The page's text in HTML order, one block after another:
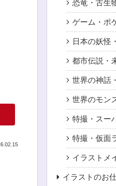
恐竜・古生
ゲーム・ポ
日本の妖怪
都市伝説・
世界の神話
世界のモン
特撮・スー
特撮・仮面
イラストメ
イラストのお